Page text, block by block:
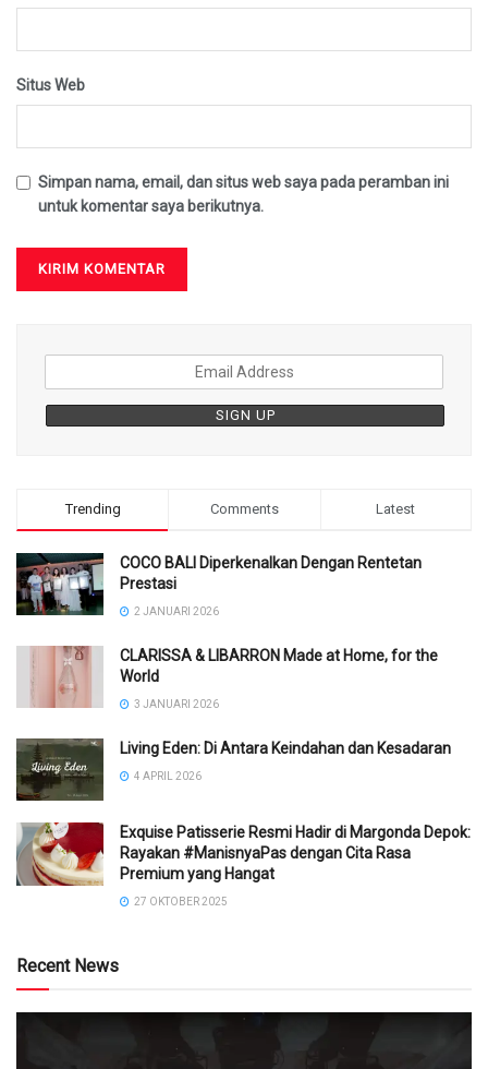
Situs Web
Simpan nama, email, dan situs web saya pada peramban ini
untuk komentar saya berikutnya.
Trending Comments Latest
COCO BALI Diperkenalkan Dengan Rentetan
Prestasi
2 JANUARI 2026
CLARISSA & LIBARRON Made at Home, for the
World
3 JANUARI 2026
Living Eden: Di Antara Keindahan dan Kesadaran
4 APRIL 2026
Exquise Patisserie Resmi Hadir di Margonda Depok:
Rayakan #ManisnyaPas dengan Cita Rasa
Premium yang Hangat
27 OKTOBER 2025
Recent News